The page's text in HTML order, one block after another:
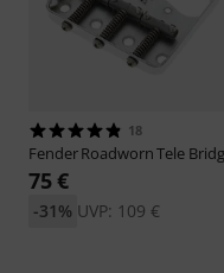
18
FenderRoadworn Tele
75 €
UVP: 109 €
-31%